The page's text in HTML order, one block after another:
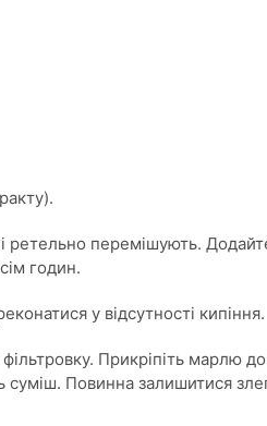
ретельно перемішують.
годин.
у відсутності кипіння.
Прикріпіть марлю
суміш. Повинна залишитися